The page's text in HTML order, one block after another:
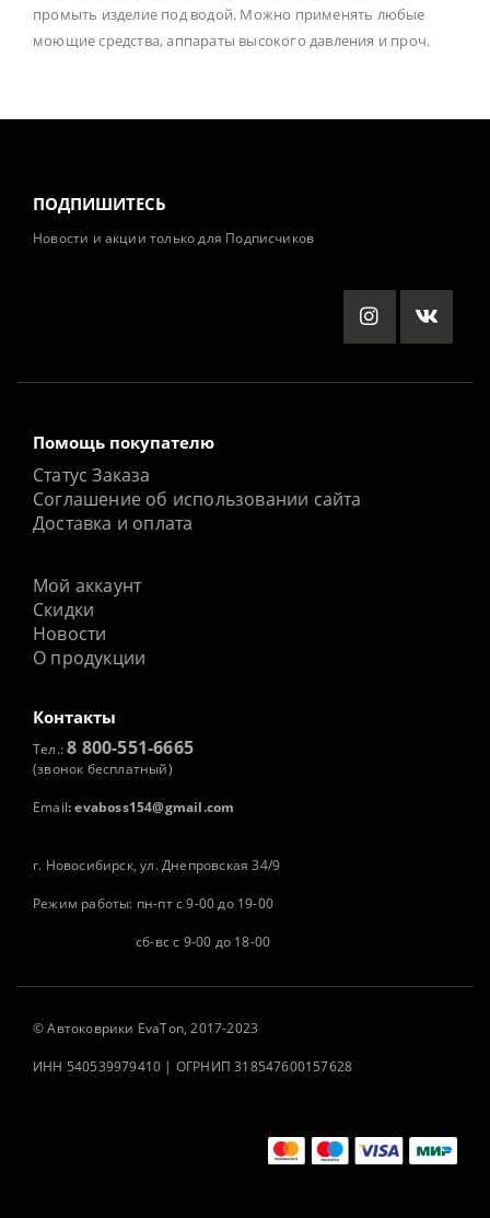
промыть изделие под водой. Можно применять любые
моющие средства, аппараты высокого давления и проч.
ПОДПИШИТЕСЬ
Новости и акции только для Подписчиков
Помощь покупателю
Статус Заказа
Соглашение об использовании сайта
Доставка и оплата
Мой аккаунт
Скидки
Новости
О продукции
Контакты
Тел.:8 800-551-6665
(звонок бесплатный)
Email: evaboss154@gmail.com
г. Новосибирск, ул. Днепровская 34/9
Режим работы: пн-пт с 9-00 до 19-00
сб-вс с 9-00 до 18-00
©Автоковрики EvaTon, 2017-2023
ИНН 540539979410 | ОГРНИП 318547600157628